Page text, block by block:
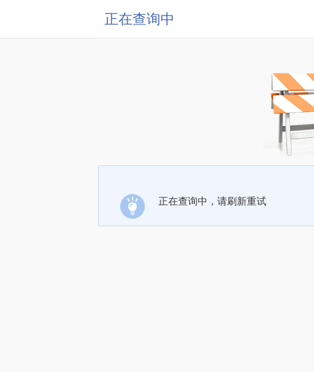
正在查询中
正在查询中，请刷新重试